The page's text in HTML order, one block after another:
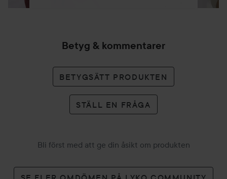
Betyg & kommentarer
BETYGSÄTT PRODUKTEN
STÄLL EN FRÅGA
Bli först med att ge din åsikt om produkten